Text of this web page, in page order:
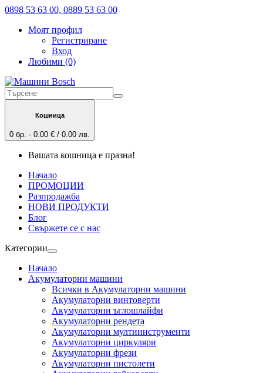
0898 53 63 00, 0889 53 63 00
Моят профил
Регистриране
Вход
Любими (0)
Кошница
0 бр. - 0.00 € / 0.00 лв.
Вашата кошница е празна!
Начало
ПРОМОЦИИ
Разпродажба
НОВИ ПРОДУКТИ
Блог
Свържете се с нас
Категории
Начало
Акумулаторни машини
Всички в Акумулаторни машини
Акумулаторни винтоверти
Акумулаторни ъглошлайфи
Акумулаторни рендета
Акумулаторни мултиинструменти
Акумулаторни циркуляри
Акумулаторни фрези
Акумулаторни пистолети